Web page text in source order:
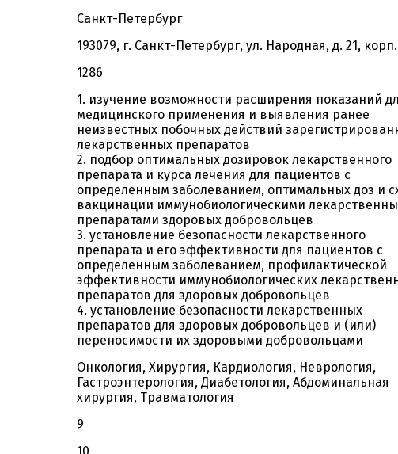
Санкт-Петербург
193079, г. Санкт-Петербург, ул. Народная, д. 21,
1286
1. изучение возможности расширения показаний
медицинского применения и выявления ранее
неизвестных побочных действий
лекарственных препаратов
2. подбор оптимальных дозировок лекарственного
препарата и курса лечения для пациентов с
определенным заболеванием, оптимальных доз и
вакцинации иммунобиологическими
препаратами здоровых добровольцев
3. установление безопасности лекарственного
препарата и его эффективности для пациентов с
определенным заболеванием, профилактической
эффективности иммунобиологических
препаратов для здоровых добровольцев
4. установление безопасности лекарственных
препаратов для здоровых добровольцев и (или)
переносимости их здоровыми добровольцами
Онкология, Хирургия, Кардиология, Неврология,
Гастроэнтерология, Диабетология, Абдоминальная
хирургия, Травматология
9